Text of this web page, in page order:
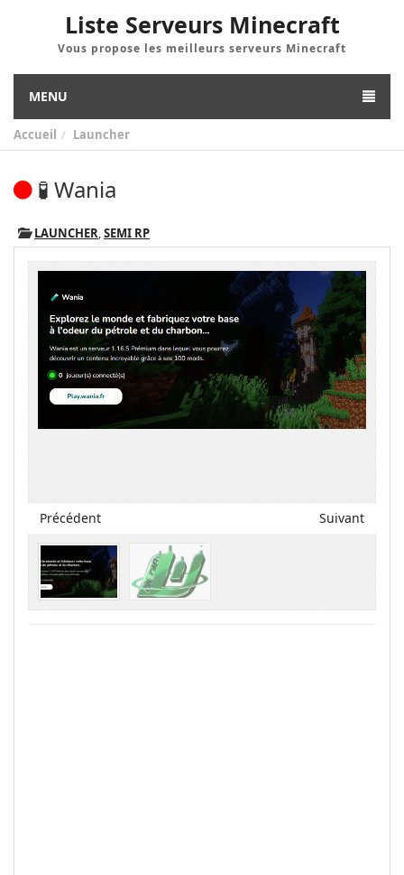
Liste Serveurs Minecraft
Vous propose les meilleurs serveurs Minecraft
MENU
Accueil Launcher
🧪 Wania
LAUNCHER,SEMI RP
Précédent Suivant